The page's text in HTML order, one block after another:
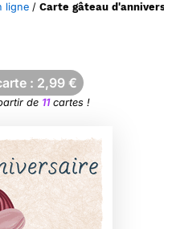
ligne / Carte gâteau
: 2,99 €
de 11cartes !